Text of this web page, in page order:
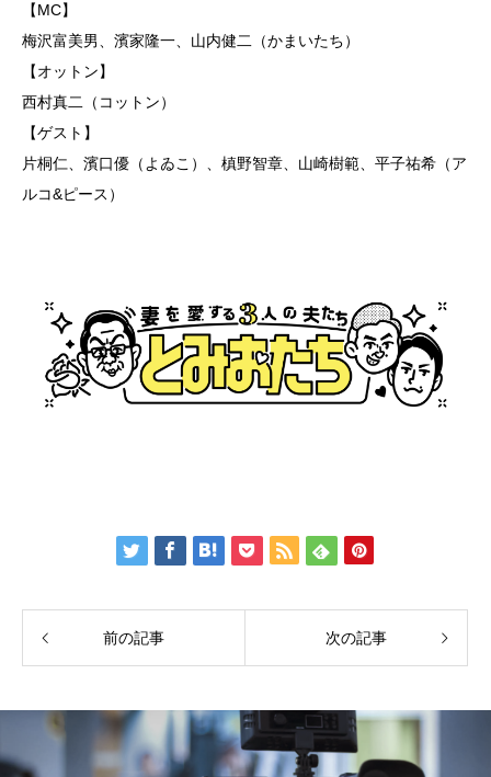
【MC】
梅沢富美男、濱家隆一、山内健二（かまいたち）
【オットン】
西村真二（コットン）
【ゲスト】
片桐仁、濱口優（よゐこ）、槙野智章、山崎樹範、平子祐希（ア
ルコ&ピース）
前の記事 次の記事